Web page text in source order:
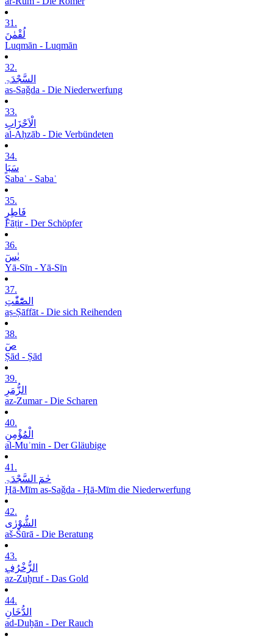
31.
لُقْمٰنَ
Luqmān - Luqmān
32.
السَّجْدَۃِ
as-Saǧda - Die Niederwerfung
33.
الْاَحْزَابِ
al-Aḥzāb - Die Verbündeten
34.
سَبَاٍ
Sabaʾ - Sabaʾ
35.
فَاطِرٍ
Fāṭir - Der Schöpfer
36.
یٰسٓ
Yā-Sīn - Yā-Sīn
37.
الصّٰٓفّٰتِ
aṣ-Ṣāffāt - Die sich Reihenden
38.
صٓ
Ṣād - Ṣād
39.
الزُّمَرِ
az-Zumar - Die Scharen
40.
الْمُؤْمِنِ
al-Muʾmin - Der Gläubige
41.
حٰمٓ السَّجْدَۃِ
Ḥā-Mīm as-Saǧda - Ḥā-Mīm die Niederwerfung
42.
الشُّوْرٰی
aš-Šūrā - Die Beratung
43.
الزُّخْرُفِ
az-Zuḫruf - Das Gold
44.
الدُّخَانِ
ad-Duḫān - Der Rauch